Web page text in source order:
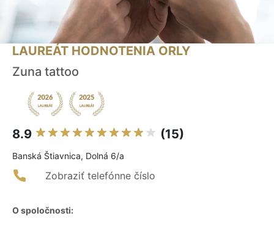
LAUREÁT HODNOTENIA ORLY
Zuna tattoo
8.9 (15)
Banská Štiavnica, Dolná 6/a
Zobraziť telefónne číslo
O spoločnosti: